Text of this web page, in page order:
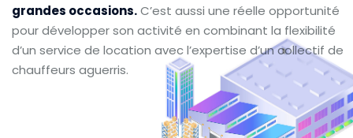
grandes occasions.C’est aussi une réelle opportunité
pour développer son activité en combinant la flexibilité
d’un service de location avec l’expertise d’un collectif de
chauffeurs aguerris.